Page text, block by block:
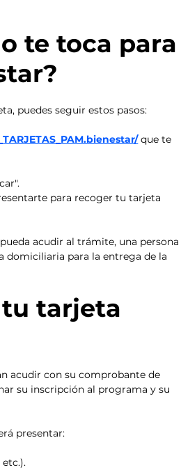
te toca para
puedes seguir estos pasos:​
que te
para recoger tu tarjeta
acudir al trámite, una persona
domiciliaria para la entrega de la
tarjeta
acudir con su comprobante de
su inscripción al programa y su
presentar: